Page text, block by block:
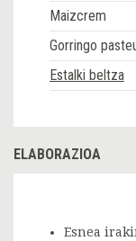
Maizcrem
Gorringo
Estalki beltza
ELABORAZIOA
Esnea